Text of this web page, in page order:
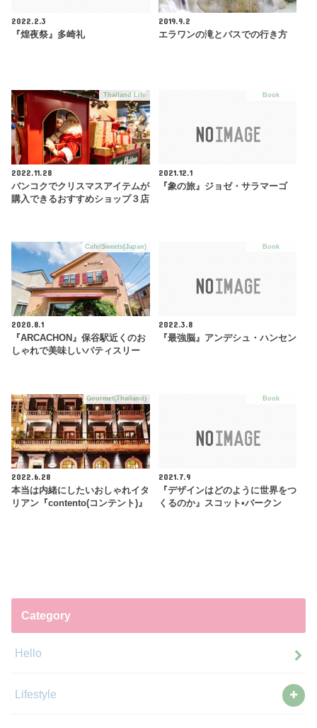
2022.2.3
『煌夜祭』多崎礼
2019.9.2
エラワンの滝とバスでの行き方
Thailand Life
2022.11.28
バンコクでクリスマスアイテムが
購入できるおすすめショップ３店
Book
2021.12.1
『象の旅』ジョゼ・サラマーゴ
Cafe/Sweets(Japan)
2020.8.1
『ARCACHON』保谷駅近くのお
しゃれで美味しいパティスリー
Book
2022.3.8
『最強脳』アンデシュ・ハンセン
Gourmet(Thailand)
2022.6.28
本当は内緒にしたいおしゃれイタ
リアン『contento(コンテント)』
Book
2021.7.9
『デザインはどのように世界をつ
くるのか』スコット•バークン
Category
Hello
Lifestyle